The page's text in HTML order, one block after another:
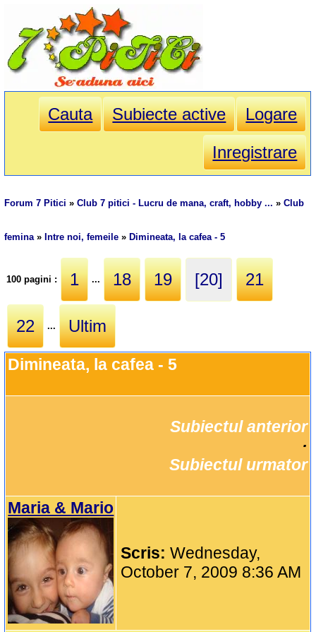
Cauta Subiecte active
Logare
Inregistrare
Forum 7 Pitici »Club 7 pitici - Lucru de mana, craft, hobby ... »Club
femina» Intre noi, femeile » Dimineata, la cafea - 5
100 pagini : 1 ... 18 19 [20] 21
22 ... Ultim
Dimineata, la cafea - 5
Subiectul anterior
Subiectul urmator
Maria & Mario
Scris:Wednesday,
October 7, 2009 8:36 AM